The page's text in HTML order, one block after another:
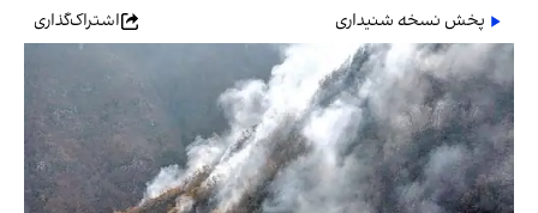
پخش نسخه شنیداری
اشتراک‌گذاری